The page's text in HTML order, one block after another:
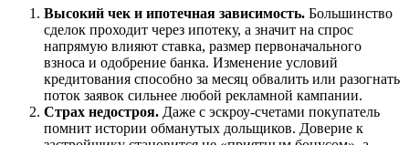
Высокий чек и ипотечная зависимость. Большинство
сделок проходит через ипотеку, а значит на спрос
напрямую влияют ставка, размер первоначального
взноса и одобрение банка. Изменение условий
кредитования способно за месяц обвалить или разогнать
поток заявок сильнее любой рекламной кампании.
Страх недостроя. Даже с эскроу-счетами покупатель
помнит истории обманутых дольщиков. Доверие к